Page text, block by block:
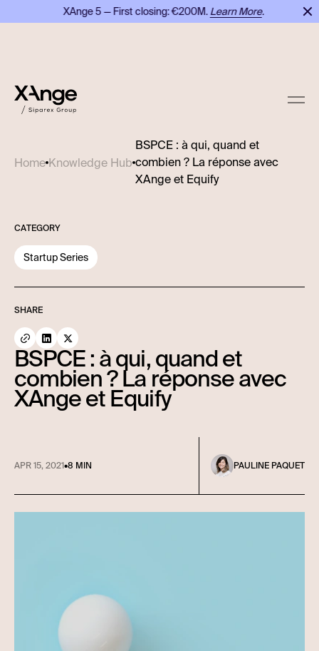
XAnge 5 — First closing: €200M.Learn More.
Home Knowledge Hub
BSPCE : à qui, quand et
combien ? La réponse avec
XAnge et Equify
CATEGORY
Startup Series
SHARE
BSPCE : à qui, quand et
combien ? La réponse avec
XAnge et Equify
APR 15, 2021•8 MIN PAULINE PAQUET